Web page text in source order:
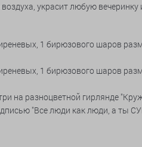
украсит любую
1 бирюзового шаров
1 бирюзового шаров
на разноцветной гирлянде
"Все люди как люди, а ты